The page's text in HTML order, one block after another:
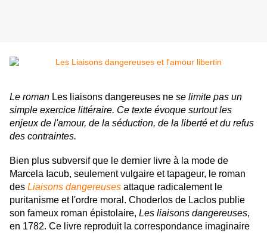
Le roman Les liaisons dangereuses ne se limite pas un
simple exercice littéraire. Ce texte évoque surtout les
enjeux de l'amour, de la séduction, de la liberté et du refus
des contraintes.
Bien plus subversif que le dernier livre à la mode de
Marcela Iacub, seulement vulgaire et tapageur, le roman
des Liaisons dangereuses attaque radicalement le
puritanisme et l'ordre moral. Choderlos de Laclos publie
son fameux roman épistolaire, Les liaisons dangereuses,
en 1782. Ce livre reproduit la correspondance imaginaire